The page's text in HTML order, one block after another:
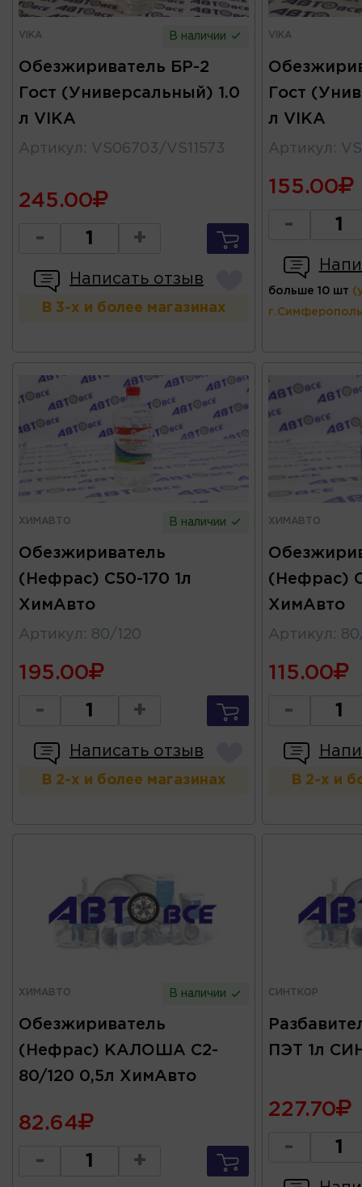
VIKA В наличии
Обезжириватель БР-2
Гост (Универсальный) 1.0
л VIKA
Артикул : VS06703/VS11573
245.00
- +
Написать отзыв
В 3-х и более магазинах
VIKA
Гост
л VIKA
Артикул :
155.00
-
больше 10 шт
ХИМАВТО В наличии
Обезжириватель
(Нефрас) C50-170 1л
ХимАвто
Артикул : 80/120
195.00
- +
Написать отзыв
В 2-х и более магазинах
ХИМАВТО
(Нефрас)
ХимАвто
Артикул :
115.00
-
В 2-х и
ХИМАВТО В наличии
Обезжириватель
(Нефрас) КАЛОША C2-
80/120 0,5л ХимАвто
82.64
- +
СИНТКОР
ПЭТ 1л
227.70
-